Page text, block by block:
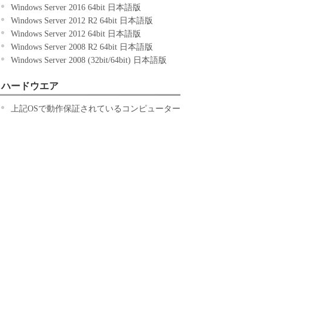
Windows Server 2016 64bit 日本語版
Windows Server 2012 R2 64bit 日本語版
Windows Server 2012 64bit 日本語版
Windows Server 2008 R2 64bit 日本語版
Windows Server 2008 (32bit/64bit) 日本語版
ハードウエア
上記OSで動作保証されているコンピューター